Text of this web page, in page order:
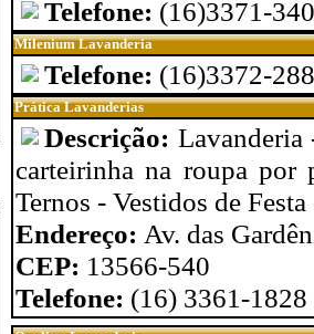
Telefone: (16)3371-
Milenium Lavanderia
Telefone: (16)3372-
Prática Lavanderias
Descrição: Lavanderia
carteirinha na roupa por
Ternos - Vestidos de
Endereço: Av. das
CEP: 13566-540
Telefone: (16) 3361-